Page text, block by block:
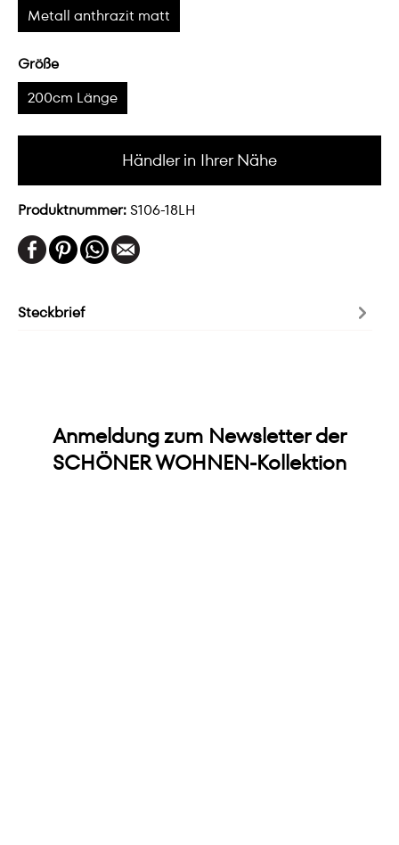
Metall anthrazit matt
Größe
200cm Länge
Händler in Ihrer Nähe
Produktnummer:S106-18LH
Steckbrief
Anmeldung zum Newsletter der
SCHÖNER WOHNEN-Kollektion